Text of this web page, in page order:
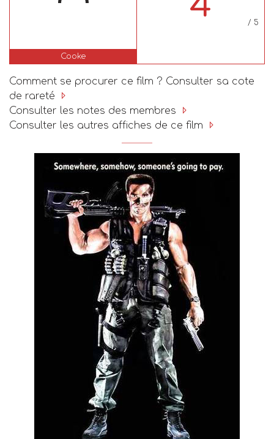
Cooke
/ 5
Comment se procurer ce film ? Consulter sa cote
de rareté
Consulter les notes des membres
Consulter les autres affiches de ce film